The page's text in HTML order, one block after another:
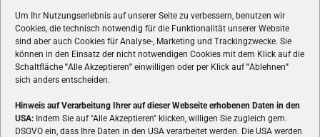
Um Ihr Nutzungserlebnis auf unserer Seite zu verbessern, benutzen wir
Cookies, die technisch notwendig für die Funktionalität unserer Website
sind aber auch Cookies für Analyse-, Marketing und Trackingzwecke. Sie
können in den Einsatz der nicht notwendigen Cookies mit dem Klick auf die
Schaltfläche "Alle Akzeptieren" einwilligen oder per Klick auf"Ablehnen"
sich anders entscheiden.
Hinweis auf Verarbeitung Ihrer auf dieser Webseite erhobenen Daten in den
USA: Indem Sie auf "Alle Akzeptieren" klicken, willigen Sie zugleich gem.
DSGVO ein, dass Ihre Daten in den USA verarbeitet werden. Die USA werden
ÜBER UNS